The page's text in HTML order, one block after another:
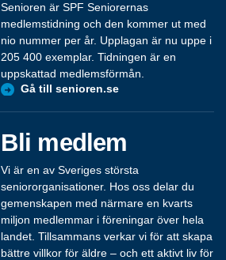
Senioren är SPF Seniorernas
medlemstidning och den kommer ut med
nio nummer per år. Upplagan är nu uppe i
205 400 exemplar. Tidningen är en
uppskattad medlemsförmån.
Gå till senioren.se
Bli medlem
Vi är en av Sveriges största
seniororganisationer. Hos oss delar du
gemenskapen med närmare en kvarts
miljon medlemmar i föreningar över hela
landet. Tillsammans verkar vi för att skapa
bättre villkor för äldre – och ett aktivt liv för